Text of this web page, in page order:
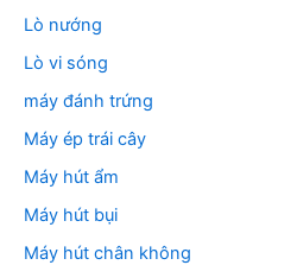
Lò nướng
Lò vi sóng
máy đánh trứng
Máy ép trái cây
Máy hút ẩm
Máy hút bụi
Máy hút chân không